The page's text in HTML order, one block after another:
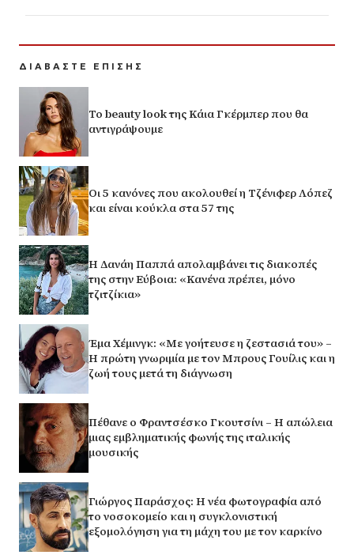
ΔΙΑΒΑΣΤΕ ΕΠΙΣΗΣ
Το beauty look της Κάια Γκέρμπερ που θα
αντιγράψουμε
Οι 5 κανόνες που ακολουθεί η Τζένιφερ Λόπεζ
και είναι κούκλα στα 57 της
Η Δανάη Παππά απολαμβάνει τις διακοπές
της στην Εύβοια: «Κανένα πρέπει, μόνο
τζιτζίκια»
Έμα Χέμινγκ: «Με γοήτευσε η ζεστασιά του» –
Η πρώτη γνωριμία με τον Μπρους Γουίλις και η
ζωή τους μετά τη διάγνωση
Πέθανε ο Φραντσέσκο Γκουτσίνι – Η απώλεια
μιας εμβληματικής φωνής της ιταλικής
μουσικής
Γιώργος Παράσχος: Η νέα φωτογραφία από
το νοσοκομείο και η συγκλονιστική
εξομολόγηση για τη μάχη του με τον καρκίνο